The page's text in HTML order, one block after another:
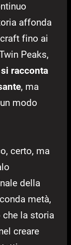
affonda
fino ai
Peaks,
racconta
, ma
modo
certo, ma
della
metà,
che la storia
creare